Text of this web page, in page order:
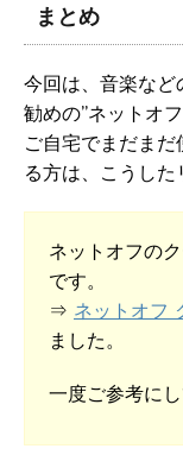
まとめ
今回は、音楽など
勧めの”ネットオ
ご自宅でまだま
る方は、こうした
ネットオフの
です。
⇒ ネットオフ
ました。
一度ご参考にし